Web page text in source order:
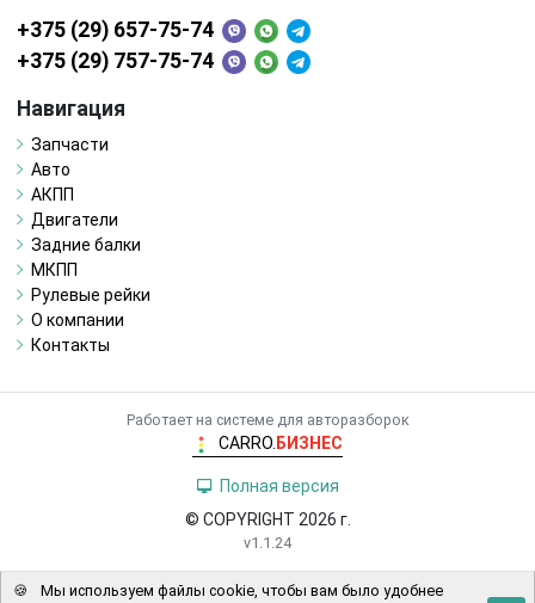
+375 (29) 657-75-74
+375 (29) 757-75-74
Навигация
Запчасти
Авто
АКПП
Двигатели
Задние балки
МКПП
Рулевые рейки
О компании
Контакты
Работает на системе для авторазборок
CARRO. БИЗНЕС
Полная версия
© COPYRIGHT 2026 г.
v1.1.24
🍪 Мы используем файлы cookie, чтобы вам было удобнее